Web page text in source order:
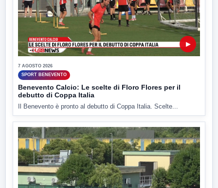
▶
7 AGOSTO 2026
SPORT BENEVENTO
Benevento Calcio: Le scelte di Floro Flores per il
debutto di Coppa Italia
Il Benevento è pronto al debutto di Coppa Italia. Scelte...